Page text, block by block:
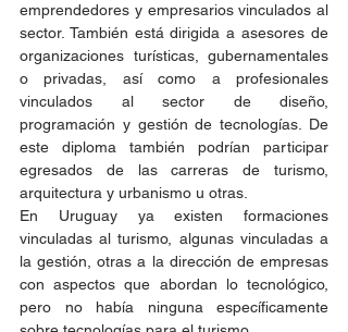
emprendedores y empresarios vinculados al
sector. También está dirigida a asesores de
organizaciones turísticas, gubernamentales
o privadas, así como a profesionales
vinculados al sector de diseño,
programación y gestión de tecnologías. De
este diploma también podrían participar
egresados de las carreras de turismo,
arquitectura y urbanismo u otras.
En Uruguay ya existen formaciones
vinculadas al turismo, algunas vinculadas a
la gestión, otras a la dirección de empresas
con aspectos que abordan lo tecnológico,
pero no había ninguna específicamente